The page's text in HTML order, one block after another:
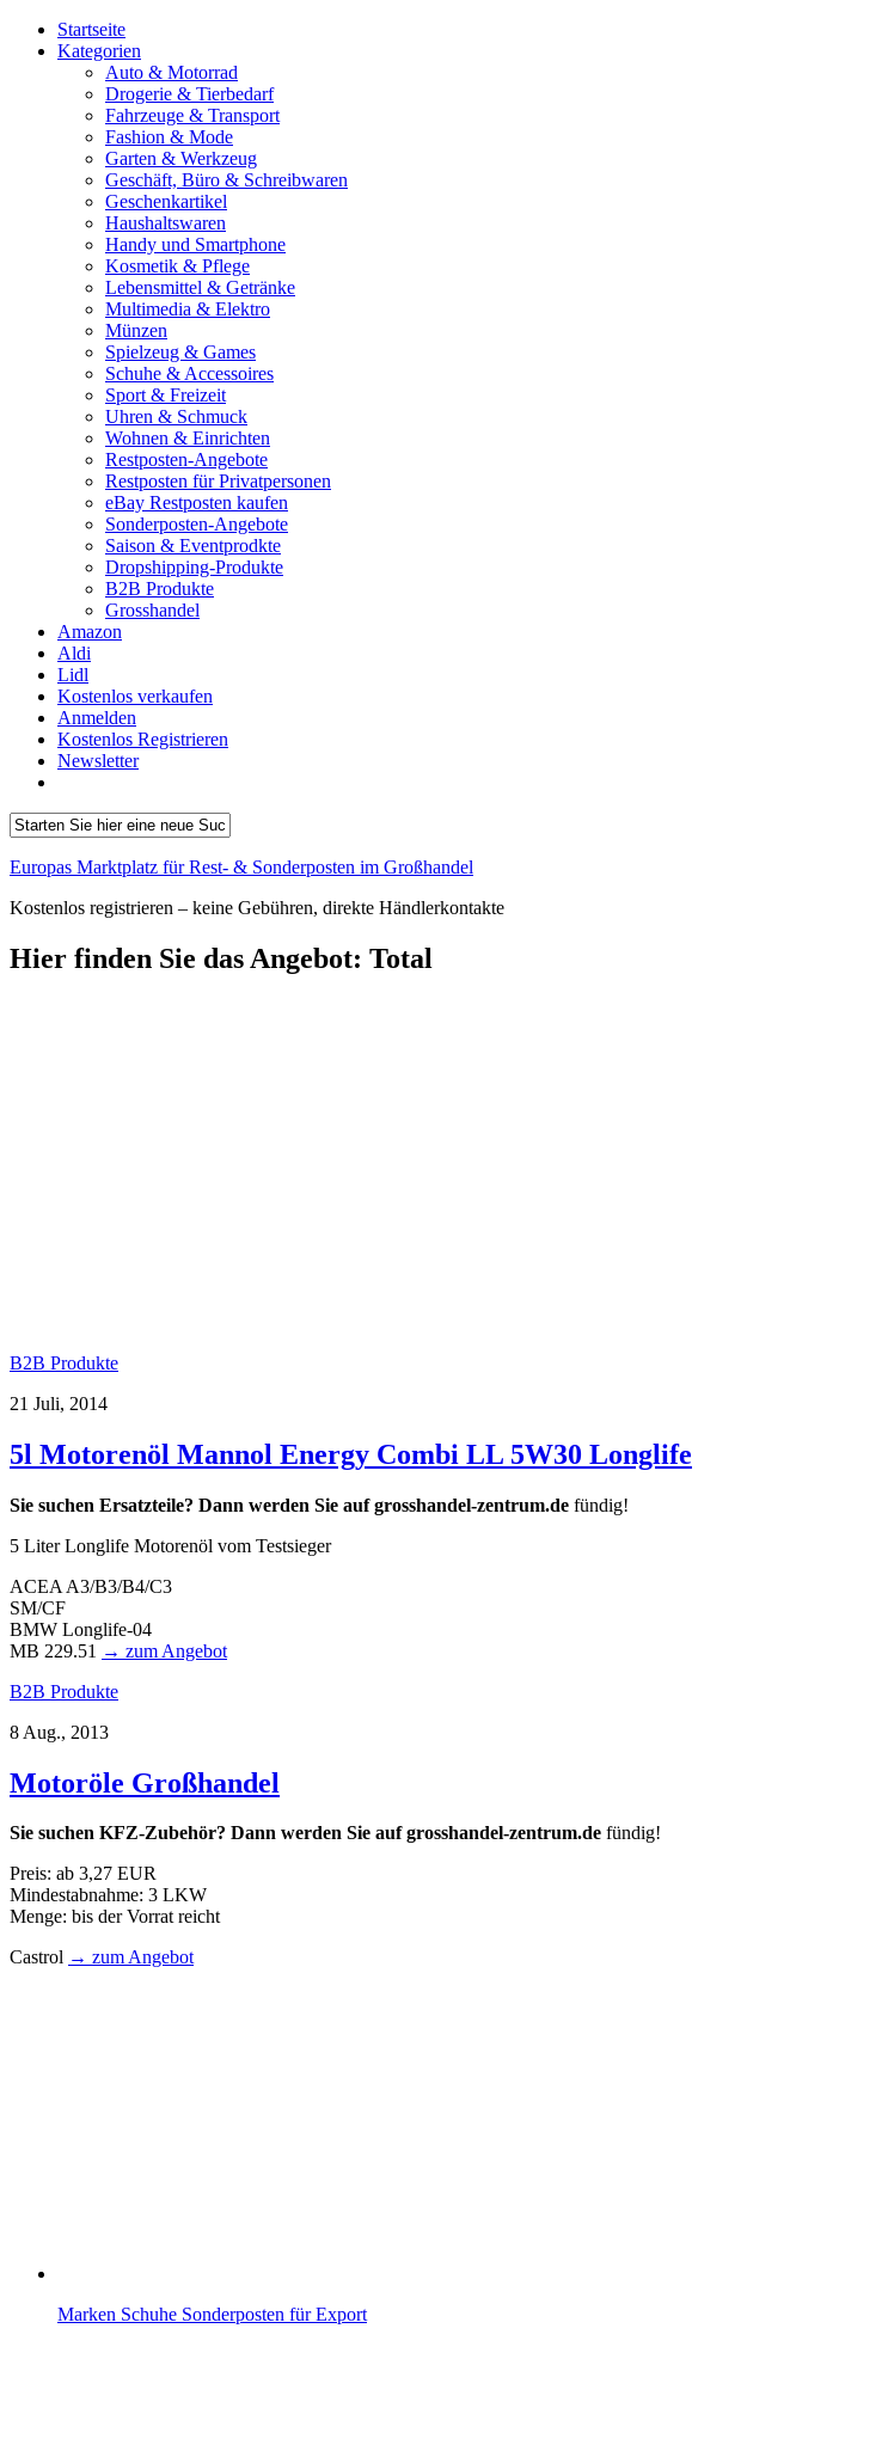
Startseite
Kategorien
Auto & Motorrad
Drogerie & Tierbedarf
Fahrzeuge & Transport
Fashion & Mode
Garten & Werkzeug
Geschäft, Büro & Schreibwaren
Geschenkartikel
Haushaltswaren
Handy und Smartphone
Kosmetik & Pflege
Lebensmittel & Getränke
Multimedia & Elektro
Münzen
Spielzeug & Games
Schuhe & Accessoires
Sport & Freizeit
Uhren & Schmuck
Wohnen & Einrichten
Restposten-Angebote
Restposten für Privatpersonen
eBay Restposten kaufen
Sonderposten-Angebote
Saison & Eventprodkte
Dropshipping-Produkte
B2B Produkte
Grosshandel
Amazon
Aldi
Lidl
Kostenlos verkaufen
Anmelden
Kostenlos Registrieren
Newsletter
Europas Marktplatz für Rest- & Sonderposten im Großhandel
Kostenlos registrieren – keine Gebühren, direkte Händlerkontakte
Hier finden Sie das Angebot: Total
B2B Produkte
21 Juli, 2014
5l Motorenöl Mannol Energy Combi LL 5W30 Longlife
Sie suchen Ersatzteile? Dann werden Sie aufgrosshandel-zentrum.de fündig!
5 Liter Longlife Motorenöl vom Testsieger
ACEA A3/B3/B4/C3
SM/CF
BMW Longlife-04
MB 229.51 → zum Angebot
B2B Produkte
8 Aug., 2013
Motoröle Großhandel
Sie suchen KFZ-Zubehör? Dann werden Sie aufgrosshandel-zentrum.de fündig!
Preis: ab 3,27 EUR
Mindestabnahme: 3 LKW
Menge: bis der Vorrat reicht
Castrol → zum Angebot
Marken Schuhe Sonderposten für Export